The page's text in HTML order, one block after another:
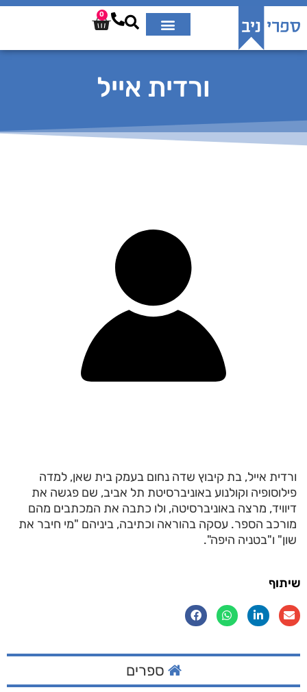
0
ורדית אייל
ורדית אייל, בת קיבוץ שדה נחום בעמק בית שאן, למדה
פילוסופיה וקולנוע באוניברסיטת תל אביב, שם פגשה את
דיוויד, מרצה באוניברסיטה, ולו כתבה את המכתבים מהם
מורכב הספר. עסקה בהוראה וכתיבה, ביניהם "מי חיבר את
שון" ו"בטניה היפה".
שיתוף
ספרים